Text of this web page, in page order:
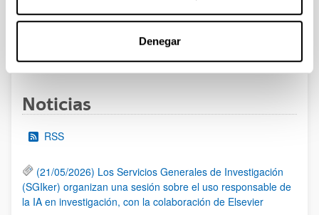
Denegar
Páginas intermedias Use
Noticias
RSS
(21/05/2026) Los Servicios Generales de Investigación
(SGIker) organizan una sesión sobre el uso responsable de
la IA en investigación, con la colaboración de Elsevier